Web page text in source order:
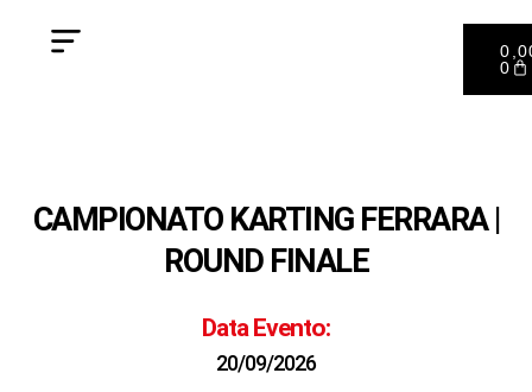
0
CAMPIONATO KARTING FERRARA |
ROUND FINALE
Data Evento:
20/09/2026